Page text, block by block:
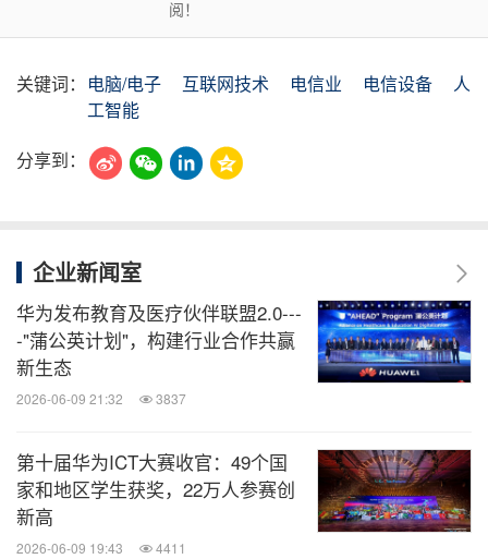
阅！
关键词： 电脑/电子 互联网技术 电信业 电信设备
人
工智能
分享到：
企业新闻室
华为发布教育及医疗伙伴联盟2.0---
-"蒲公英计划"，构建行业合作共赢
新生态
2026-06-09 21:32 3837
第十届华为ICT大赛收官：49个国
家和地区学生获奖，22万人参赛创
新高
2026-06-09 19:43 4411